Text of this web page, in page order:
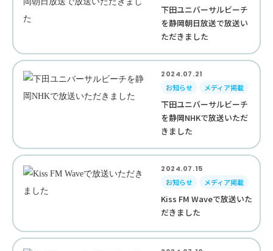
下田ユニバーサルビーチ
を静岡朝日放送で放送い
ただきました
2024.07.21
お知らせ
メディア掲載
下田ユニバーサルビーチ
を静岡NHKで放送いただ
きました
2024.07.15
お知らせ
メディア掲載
Kiss FM Waveで放送いた
だきました